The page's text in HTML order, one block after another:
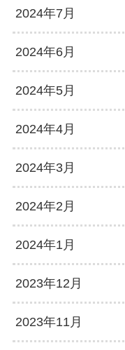
2024年7月
2024年6月
2024年5月
2024年4月
2024年3月
2024年2月
2024年1月
2023年12月
2023年11月